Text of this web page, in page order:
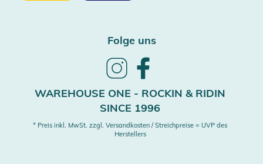
Folge uns
Follow
InstagramFacebook
WAREHOUSE ONE - ROCKIN & RIDIN
SINCE 1996
* Preis inkl. MwSt. zzgl. Versandkosten / Streichpreise = UVP des
Herstellers